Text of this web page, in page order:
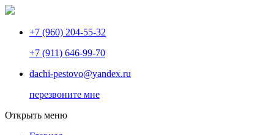
+7 (960) 204-55-32
+7 (911) 646-99-70
dachi-pestovo@yandex.ru
перезвоните мне
Открыть меню